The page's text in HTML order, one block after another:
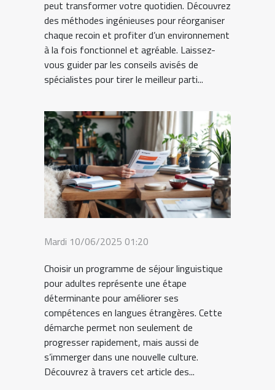
peut transformer votre quotidien. Découvrez
des méthodes ingénieuses pour réorganiser
chaque recoin et profiter d’un environnement
à la fois fonctionnel et agréable. Laissez-
vous guider par les conseils avisés de
spécialistes pour tirer le meilleur parti...
Mardi 10/06/2025 01:20
Choisir un programme de séjour linguistique
pour adultes représente une étape
déterminante pour améliorer ses
compétences en langues étrangères. Cette
démarche permet non seulement de
progresser rapidement, mais aussi de
s’immerger dans une nouvelle culture.
Découvrez à travers cet article des...